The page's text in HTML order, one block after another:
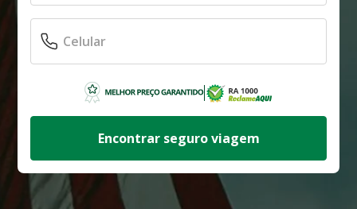
Encontrar seguro viagem